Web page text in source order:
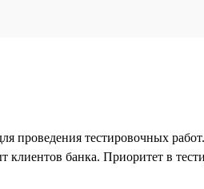
проведения тестировочных
банка. Приоритет в